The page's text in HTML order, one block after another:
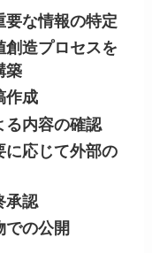
要な情報の特定
創造プロセスを
築
作成
る内容の確認
に応じて外部の
承認
での公開